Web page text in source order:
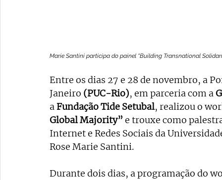
Marie Santini participa do painel “Building Transnational
Entre os dias 27 e 28 de novembro, a
Janeiro (PUC-Rio), em parceria com a
a Fundação Tide Setubal, realizou o
Global Majority” e trouxe como
Internet e Redes Sociais da
Rose Marie Santini.
Durante dois dias, a programação do